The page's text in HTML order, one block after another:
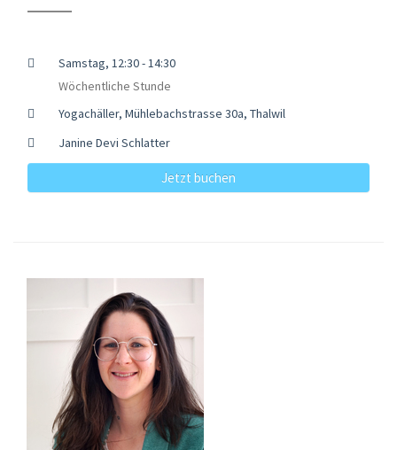
Samstag, 12:30 - 14:30
Wöchentliche Stunde
Yogachäller, Mühlebachstrasse 30a, Thalwil
Janine Devi Schlatter
Jetzt buchen